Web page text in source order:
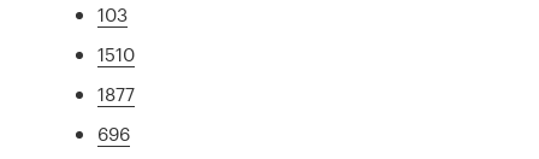
103
1510
1877
696